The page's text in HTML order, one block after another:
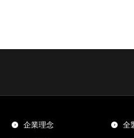
企業理念
全